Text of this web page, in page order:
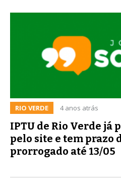
RIO VERDE 4 anos atrás
IPTU de Rio Verde já
pelo site e tem prazo
prorrogado até 13/05